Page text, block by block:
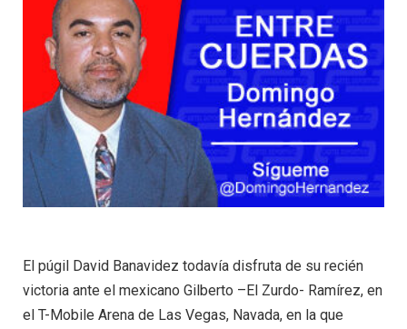
El púgil David Banavidez todavía disfruta de su recién
victoria ante el mexicano Gilberto –El Zurdo- Ramírez, en
el T-Mobile Arena de Las Vegas, Navada, en la que